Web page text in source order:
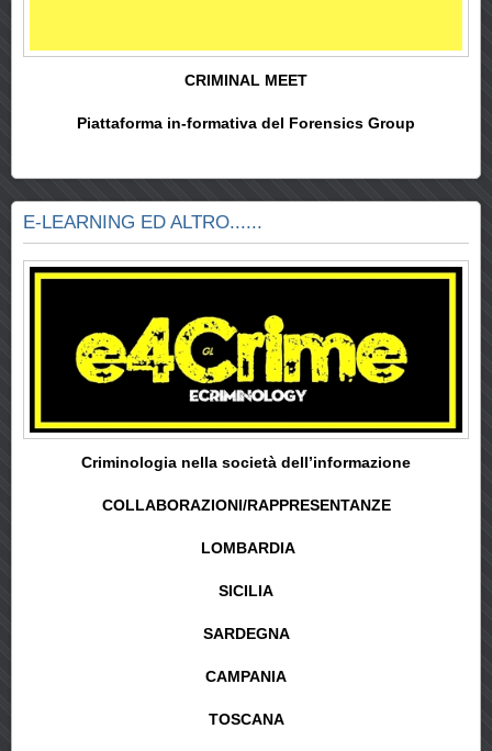
CRIMINAL MEET
Piattaforma in-formativa del Forensics Group
E-LEARNING ED ALTRO......
Criminologia nella società dell’informazione
COLLABORAZIONI/RAPPRESENTANZE
LOMBARDIA
SICILIA
SARDEGNA
CAMPANIA
TOSCANA